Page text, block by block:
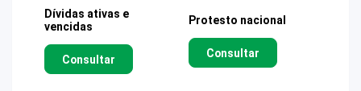
Dívidas ativas e
vencidas
Consultar
Protesto nacional
Consultar